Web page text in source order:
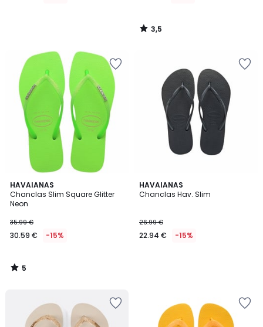
3,5
/
HAVAIANAS
Chanclas Slim Square Glitter
Neon
35.99 €
30.59 € -15%
5
/
5
5
/
HAVAIANAS
Chanclas Hav. Slim
26.99 €
22.94 € -15%